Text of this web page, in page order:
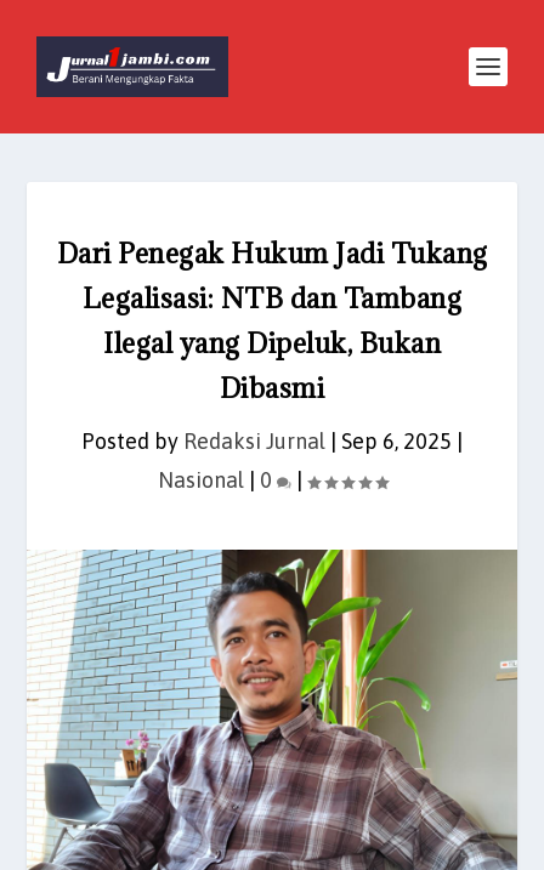
Dari Penegak Hukum Jadi Tukang
Legalisasi: NTB dan Tambang
Ilegal yang Dipeluk, Bukan
Dibasmi
Posted by Redaksi Jurnal Sep 6, 2025
Nasional| 0 |